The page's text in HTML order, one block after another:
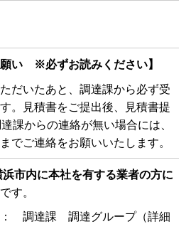
い ※必ずお読みください】
だいたあと、調達課から必ず受
。見積書をご提出後、見積書提
課からの連絡が無い場合には、
までご連絡をお願いいたします。
浜市内に本社を有する業者の方に
す。
達課 調達グループ（詳細